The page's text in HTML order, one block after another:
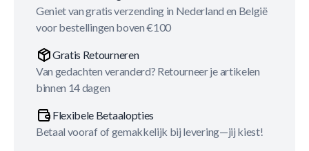
Geniet van gratis verzending in Nederland en België
voor bestellingen boven €100
Gratis Retourneren
Van gedachten veranderd? Retourneer je artikelen
binnen 14 dagen
Flexibele Betaalopties
Betaal vooraf of gemakkelijk bij levering—jij kiest!